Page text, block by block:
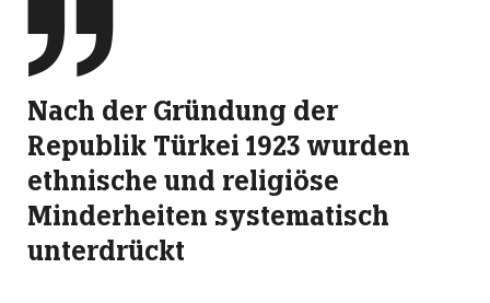

Nach der Gründung der
Republik Türkei 1923 wurden
ethnische und religiöse
Minderheiten systematisch
unterdrückt